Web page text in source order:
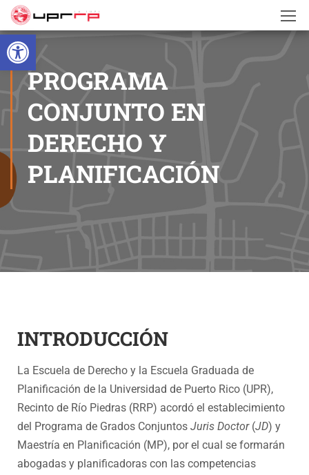
Open toolbar
PROGRAMA
CONJUNTO EN
DERECHO Y
PLANIFICACIÓN
INTRODUCCIÓN
La Escuela de Derecho y la Escuela Graduada de
Planificación de la Universidad de Puerto Rico (UPR),
Recinto de Río Piedras (RRP) acordó el establecimiento
del Programa de Grados Conjuntos Juris Doctor (JD) y
Maestría en Planificación (MP), por el cual se formarán
abogadas y planificadoras con las competencias